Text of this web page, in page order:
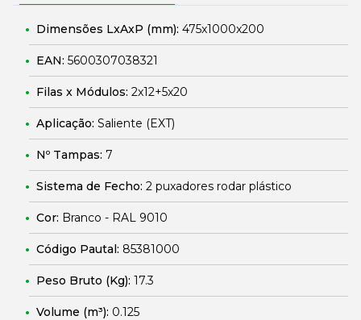
Dimensões LxAxP (mm): 475x1000x200
EAN: 5600307038321
Filas x Módulos: 2x12+5x20
Aplicação: Saliente (EXT)
Nº Tampas: 7
Sistema de Fecho: 2 puxadores rodar plástico
Cor: Branco - RAL 9010
Código Pautal: 85381000
Peso Bruto (Kg): 17.3
Volume (m³): 0.125